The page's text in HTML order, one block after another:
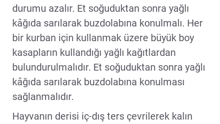
durumu azalır. Et soğuduktan sonra yağlı
kâğıda sarılarak buzdolabına konulmalı. Her
bir kurban için kullanmak üzere büyük boy
kasapların kullandığı yağlı kağıtlardan
bulundurulmalıdır. Et soğuduktan sonra yağlı
kâğıda sarılarak buzdolabına konulması
sağlanmalıdır.
Hayvanın derisi iç-dış ters çevrilerek kalın